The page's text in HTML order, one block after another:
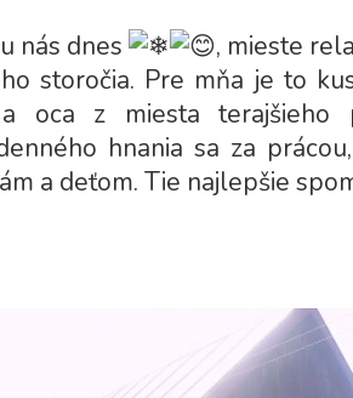
nás dnes
, mieste
storočia. Pre mňa je to
oca z miesta terajšieho
hnania sa za
a deťom. Tie najlepšie